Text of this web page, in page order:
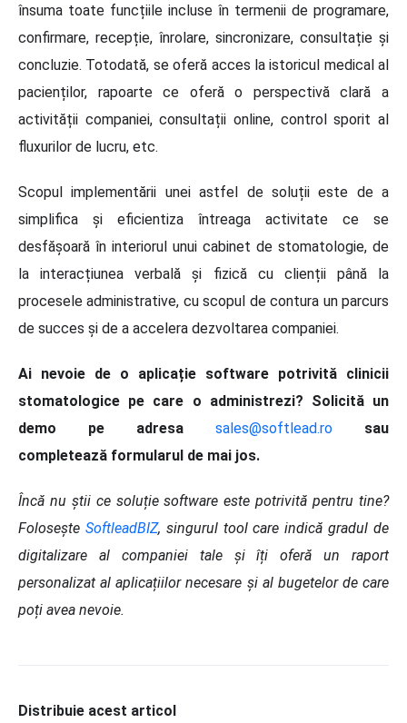
însuma toate funcțiile incluse în termenii de programare,
confirmare, recepție, înrolare, sincronizare, consultație și
concluzie. Totodată, se oferă acces la istoricul medical al
pacienților, rapoarte ce oferă o perspectivă clară a
activității companiei, consultații online, control sporit al
fluxurilor de lucru, etc.
Scopul implementării unei astfel de soluții este de a
simplifica și eficientiza întreaga activitate ce se
desfășoară în interiorul unui cabinet de stomatologie, de
la interacțiunea verbală și fizică cu clienții până la
procesele administrative, cu scopul de contura un parcurs
de succes și de a accelera dezvoltarea companiei.
Ai nevoie de o aplicație software potrivită clinicii
stomatologice pe care o administrezi? Solicită un
demo pe adresa sales@softlead.ro sau
completează formularul de mai jos.
Încă nu știi ce soluție software este potrivită pentru tine?
Folosește SoftleadBIZ, singurul tool care indică gradul de
digitalizare al companiei tale și îți oferă un raport
personalizat al aplicațiilor necesare și al bugetelor de care
poți avea nevoie.
Distribuie acest articol